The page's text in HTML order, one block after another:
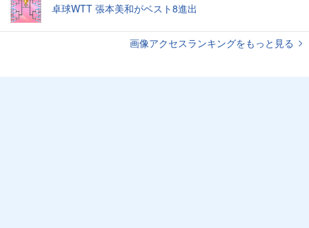
卓球WTT 張本美和がベスト8進出
画像アクセスランキングをもっと見る